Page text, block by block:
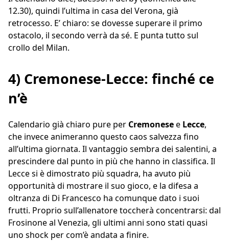
12.30), quindi l’ultima in casa del Verona, già
retrocesso. E’ chiaro: se dovesse superare il primo
ostacolo, il secondo verrà da sé. E punta tutto sul
crollo del Milan.
4) Cremonese-Lecce: finché ce
n’è
Calendario già chiaro pure per Cremonesee Lecce,
che invece animeranno questo caos salvezza fino
all’ultima giornata. Il vantaggio sembra dei salentini, a
prescindere dal punto in più che hanno in classifica. Il
Lecce si è dimostrato più squadra, ha avuto più
opportunità di mostrare il suo gioco, e la difesa a
oltranza di Di Francesco ha comunque dato i suoi
frutti. Proprio sull’allenatore toccherà concentrarsi: dal
Frosinone al Venezia, gli ultimi anni sono stati quasi
uno shock per com’è andata a finire.